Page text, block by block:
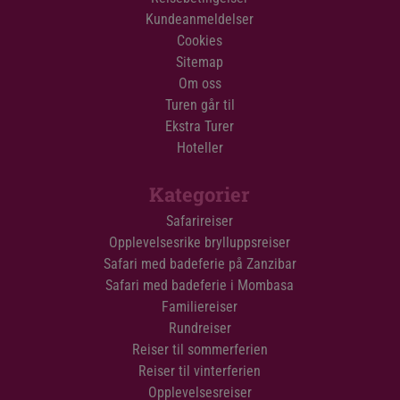
Brylluppsreise: Safari og Zanzibar
Brylluppsreise i India
Få et uforpliktende tilbud
Brylluppsreise på Sri Lanka
Sri Lanka er en fantastisk destinasjon for dere,
som drømmer om en brylluppsreise med
masse spennende opplevelser.
Fra fantastisk vakker natur med frodige teåkere
og flotte vannfall, ville elefanter, leoparder og
krokodiller i Sri Lankas nasjonalparker til
imponerende, historiske monumenter og
fasinerende kulturarv – Sri Lanka har det hele!
Kundeanmeldelser
Cookies
Sitemap
Om oss
Turen går til
Ekstra Turer
Hoteller
Kategorier
Safarireiser
Opplevelsesrike brylluppsreiser
Safari med badeferie på Zanzibar
Safari med badeferie i Mombasa
Familiereiser
Rundreiser
Reiser til sommerferien
Reiser til vinterferien
Opplevelsesreiser